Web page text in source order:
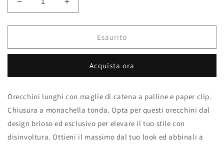
Diminuisci
quantità
per
lunghi
Aumenta
quantità
per
Orecchini
lunghi
palline
Esaurito
Acquista ora
Orecchini lunghi con maglie di catena a palline e paper clip.
Chiusura a monachella tonda. Opta per questi orecchini dal
design brioso ed esclusivo per elevare il tuo stile con
disinvoltura. Ottieni il massimo dal tuo look ed abbinali a